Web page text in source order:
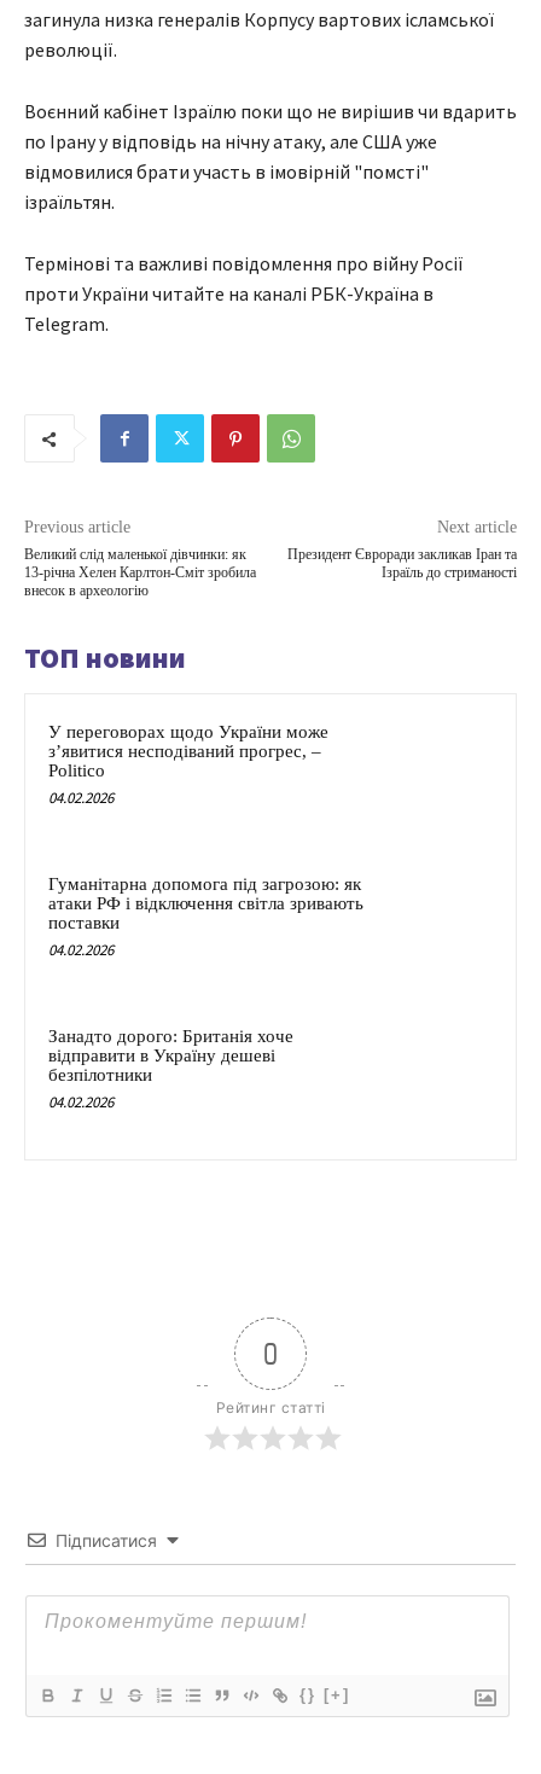
загинула низка генералів Корпусу вартових ісламської
революції.
Воєнний кабінет Ізраїлю поки що не вирішив чи вдарить
по Ірану у відповідь на нічну атаку, але США уже
відмовилися брати участь в імовірній "помсті"
ізраїльтян.
Термінові та важливі повідомлення про війну Росії
проти України читайте на каналі РБК-Україна в
Telegram.
Previous article
Великий слід маленької дівчинки: як
13-річна Хелен Карлтон-Сміт зробила
внесок в археологію
Next article
Президент Євроради закликав Іран та
Ізраїль до стриманості
ТОП новини
У переговорах щодо України може
з’явитися несподіваний прогрес, –
Politico
04.02.2026
Гуманітарна допомога під загрозою: як
атаки РФ і відключення світла зривають
поставки
04.02.2026
Занадто дорого: Британія хоче
відправити в Україну дешеві
безпілотники
04.02.2026
0
Рейтинг статті
Підписатися
{} [+]